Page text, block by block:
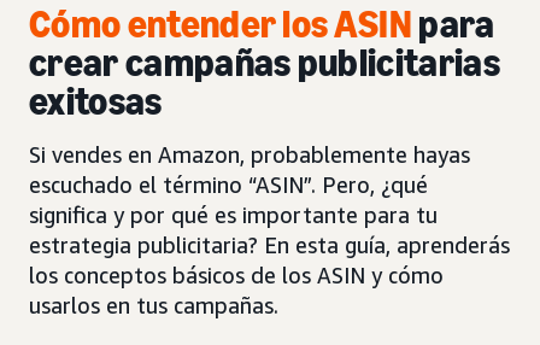
Cómo entender los ASINpara
crear campañas publicitarias
exitosas
Si vendes en Amazon, probablemente hayas
escuchado el término “ASIN”. Pero, ¿qué
significa y por qué es importante para tu
estrategia publicitaria? En esta guía, aprenderás
los conceptos básicos de los ASIN y cómo
usarlos en tus campañas.